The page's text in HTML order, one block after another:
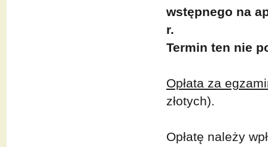
wstępnego na
r.
Termin ten nie
Opłata za
złotych).
Opłatę należy